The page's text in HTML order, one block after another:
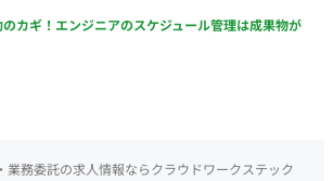
カギ！エンジニアのスケジュール管理は成果物が
業務委託の求人情報ならクラウドワークステック